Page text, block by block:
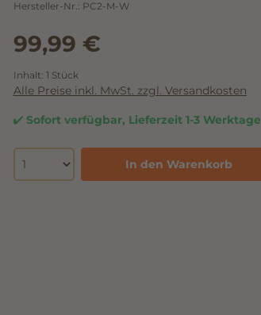
Hersteller-Nr.: PC2-M-W
99,99 €
Inhalt: 1 Stück
Alle Preise inkl. MwSt. zzgl. Versandkosten
Sofort verfügbar, Lieferzeit 1-3 Werktage
In den Warenkorb